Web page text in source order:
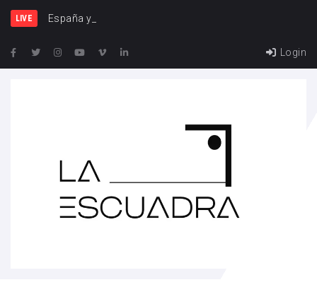
LIVE España y Francia, u
Login